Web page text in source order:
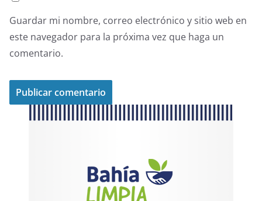
Guardar mi nombre, correo electrónico y sitio web en
este navegador para la próxima vez que haga un
comentario.